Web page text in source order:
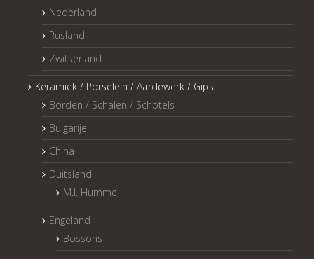
Nederland
Rusland
Zwitserland
Keramiek / Porselein / Aardewerk / Gips
Borden / Schalen / Schotels
Bulgarije
China
Duitsland
M.I. Hummel
Engeland
Bossons